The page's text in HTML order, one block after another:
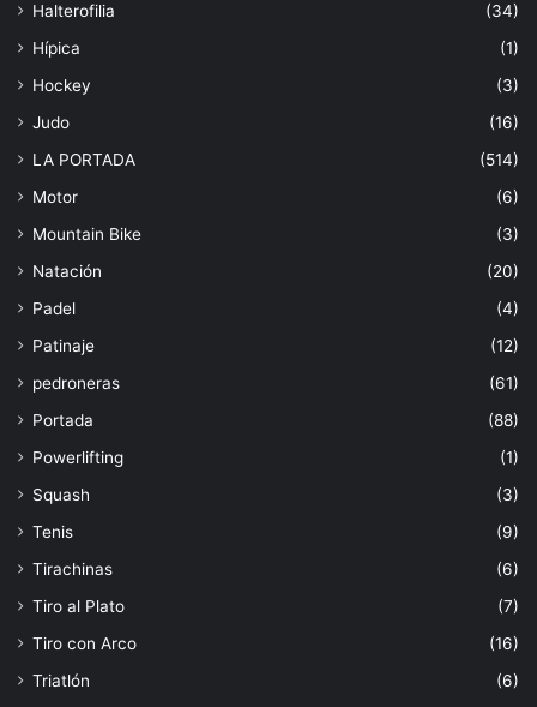
Halterofilia
(34)
Hípica
(1)
Hockey
(3)
Judo
(16)
LA PORTADA
(514)
Motor
(6)
Mountain Bike
(3)
Natación
(20)
Padel
(4)
Patinaje
(12)
pedroneras
(61)
Portada
(88)
Powerlifting
(1)
Squash
(3)
Tenis
(9)
Tirachinas
(6)
Tiro al Plato
(7)
Tiro con Arco
(16)
Triatlón
(6)